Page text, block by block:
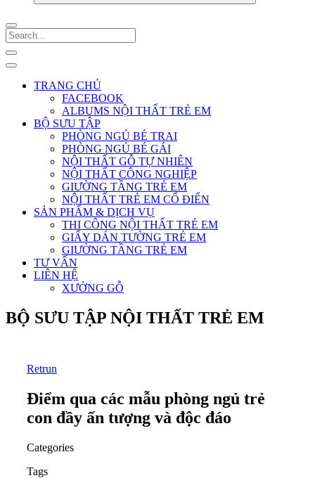
TRANG CHỦ
FACEBOOK
ALBUMS NỘI THẤT TRẺ EM
BỘ SƯU TẬP
PHÒNG NGỦ BÉ TRAI
PHÒNG NGỦ BÉ GÁI
NỘI THẤT GỖ TỰ NHIÊN
NỘI THẤT CÔNG NGHIỆP
GIƯỜNG TẦNG TRẺ EM
NỘI THẤT TRẺ EM CỔ ĐIỂN
SẢN PHẨM & DỊCH VỤ
THI CÔNG NỘI THẤT TRẺ EM
GIẤY DÁN TƯỜNG TRẺ EM
GIƯỜNG TẦNG TRẺ EM
TƯ VẤN
LIÊN HỆ
XƯỞNG GỖ
BỘ SƯU TẬP NỘI THẤT TRẺ EM
Retrun
Điểm qua các mẫu phòng ngủ trẻ
con đầy ấn tượng và độc đáo
Categories
Tags